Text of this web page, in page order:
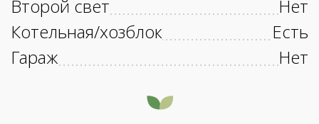
Второй свет
Нет
Котельная/хозблок
Есть
Гараж
Нет